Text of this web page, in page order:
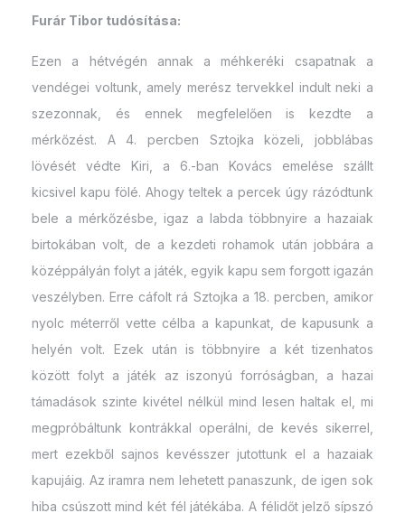
Furár Tibor tudósítása:
Ezen a hétvégén annak a méhkeréki csapatnak a
vendégei voltunk, amely merész tervekkel indult neki a
szezonnak, és ennek megfelelően is kezdte a
mérkőzést. A 4. percben Sztojka közeli, jobblábas
lövését védte Kiri, a 6.-ban Kovács emelése szállt
kicsivel kapu fölé. Ahogy teltek a percek úgy rázódtunk
bele a mérkőzésbe, igaz a labda többnyire a hazaiak
birtokában volt, de a kezdeti rohamok után jobbára a
középpályán folyt a játék, egyik kapu sem forgott igazán
veszélyben. Erre cáfolt rá Sztojka a 18. percben, amikor
nyolc méterről vette célba a kapunkat, de kapusunk a
helyén volt. Ezek után is többnyire a két tizenhatos
között folyt a játék az iszonyú forróságban, a hazai
támadások szinte kivétel nélkül mind lesen haltak el, mi
megpróbáltunk kontrákkal operálni, de kevés sikerrel,
mert ezekből sajnos kevésszer jutottunk el a hazaiak
kapujáig. Az iramra nem lehetett panaszunk, de igen sok
hiba csúszott mind két fél játékába. A félidőt jelző sípszó